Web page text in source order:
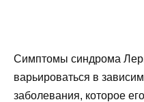
Симптомы синдрома
варьироваться в
заболевания, которое